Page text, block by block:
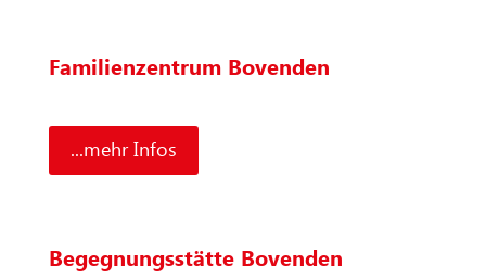
Familienzentrum Bovenden
...mehr Infos
Begegnungsstätte Bovenden